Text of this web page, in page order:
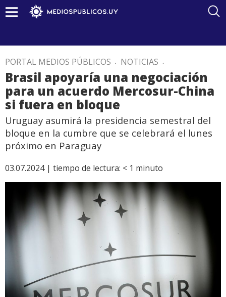
PORTAL MEDIOS PÚBLICOS . NOTICIAS .
Brasil apoyaría una negociación
para un acuerdo Mercosur-China
si fuera en bloque
Uruguay asumirá la presidencia semestral del
bloque en la cumbre que se celebrará el lunes
próximo en Paraguay
03.07.2024 | tiempo de lectura: < 1 minuto